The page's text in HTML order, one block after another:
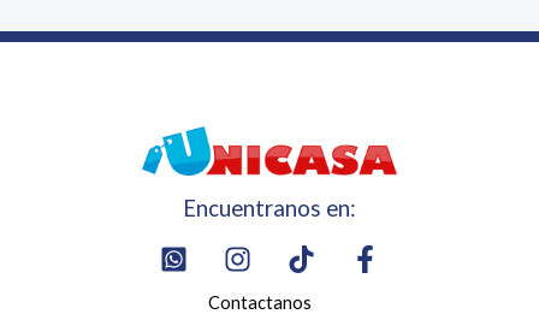
Encuentranos en:
Contactanos